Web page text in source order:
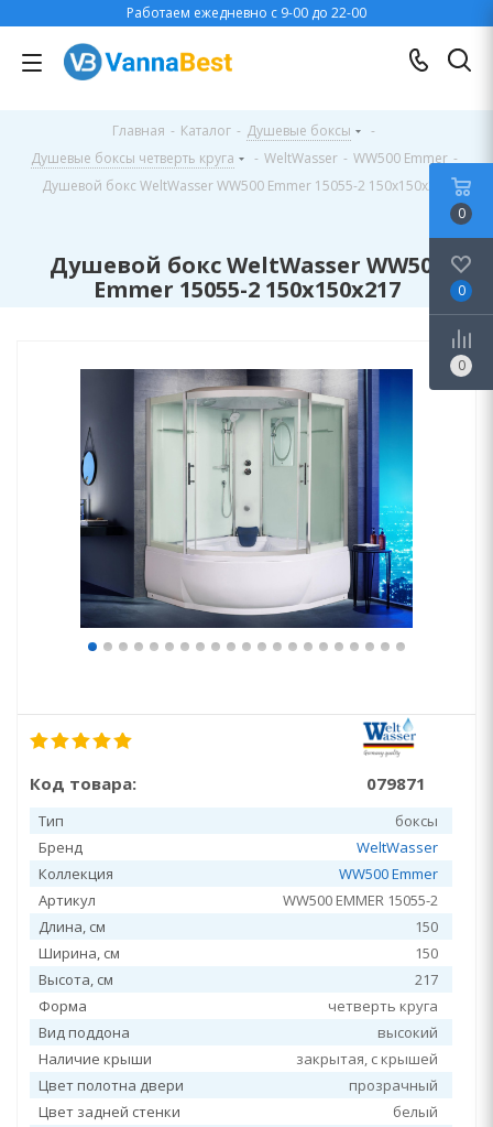
Работаем ежедневно с 9-00 до 22-00
Главная - Каталог - Душевые боксы
-
Душевые боксы четверть круга
- WeltWasser - WW500 Emmer -
Душевой бокс WeltWasser WW500 Emmer 15055-2 150х150х217
Душевой бокс WeltWasser WW500
Emmer 15055-2 150х150х217
Код товара: 079871
Тип
боксы
Бренд
WeltWasser
Коллекция
WW500 Emmer
Артикул
WW500 EMMER 15055-2
Длина, см
150
Ширина, см
150
Высота, см
217
Форма
четверть круга
Вид поддона
высокий
Наличие крыши
закрытая, c крышей
Цвет полотна двери
прозрачный
Цвет задней стенки
белый
0
0
0